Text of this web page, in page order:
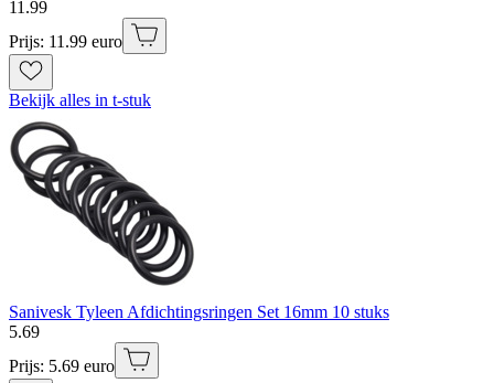
11 .99
Prijs: 11.99 euro
Bekijk alles in t-stuk
Sanivesk Tyleen Afdichtingsringen Set 16mm 10 stuks
5.69
Prijs: 5.69 euro